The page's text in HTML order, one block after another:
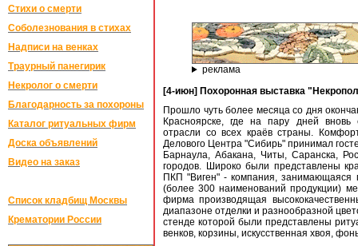
Стихи о смерти
Соболезнования в стихах
Надписи на венках
Траурный панегирик
Некролог о смерти
Благодарность за похороны
Каталог ритуальных фирм
Доска объявлений
Видео на заказ
Список кладбищ Москвы
Крематории России
реклама
[4-июн] Похоронная выставка
Прошло чуть более месяца со дня
Красноярске, где на пару дней вновь
отрасли со всех краёв страны.
Делового Центра "Сибирь" принимал
Барнаула, Абакана, Читы, Саранска,
городов. Широко были представлены
ПКП "Виген" - компания, занимающаяся
(более 300 наименований продукции)
фирма производящая
диапазоне отделки и разнообразной
стенде которой были представлены
венков, корзины, искусственная хвоя,